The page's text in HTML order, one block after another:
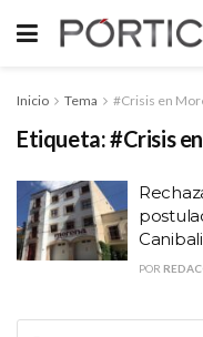
Inicio Tema #Crisis en
Etiqueta:#Crisis
POR